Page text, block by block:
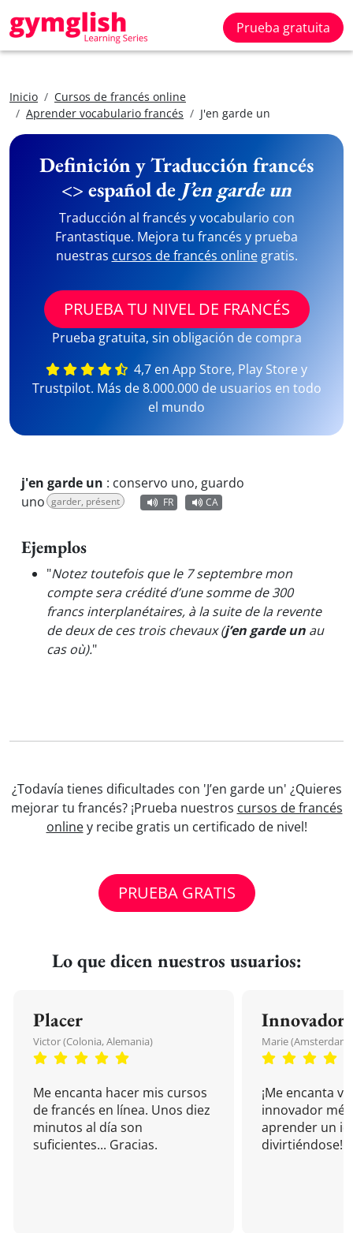
Prueba gratuita
Inicio
Cursos de francés online
Aprender vocabulario francés
J'en garde un
Definición y Traducción francés
<> español de J’en garde un
Traducción al francés y vocabulario con
Frantastique. Mejora tu francés y prueba
nuestras cursos de francés onlinegratis.
PRUEBA TU NIVEL DE FRANCÉS
Prueba gratuita, sin obligación de compra
4,7 en App Store, Play Store y
Trustpilot. Más de 8.000.000 de usuarios en todo
el mundo
j'en garde un : conservo uno, guardo
uno garder, présent FR CA
Ejemplos
"Notez toutefois que le 7 septembre mon
compte sera crédité d’une somme de 300
francs interplanétaires, à la suite de la revente
de deux de ces trois chevaux (j’en garde un au
cas où)."
¿Todavía tienes dificultades con 'J’en garde un' ¿Quieres
mejorar tu francés? ¡Prueba nuestros cursos de francés
onliney recibe gratis un certificado de nivel!
PRUEBA GRATIS
Lo que dicen nuestros usuarios:
Placer
Victor (Colonia, Alemania)
Me encanta hacer mis cursos
de francés en línea. Unos diez
minutos al día son
suficientes... Gracias.
Innovador
Marie (Amsterdam,
¡Me encanta
innovador
aprender un
divirtiéndose!